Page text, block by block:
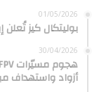
01/05/2026
بوليتكال كيز
30/04/2026
أزواد واستهداف